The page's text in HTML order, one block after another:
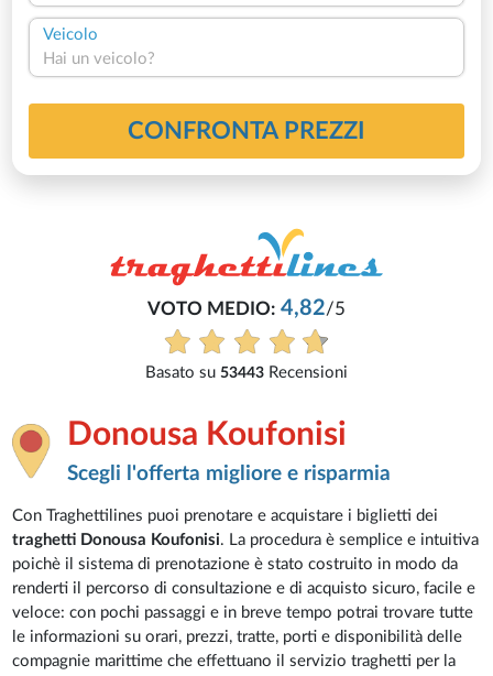
Veicolo
Hai un veicolo?
CONFRONTA PREZZI
VOTO MEDIO: 4,82/5
Basato su 53443 Recensioni
Donousa Koufonisi
Scegli l'offerta migliore e risparmia
Con Traghettilines puoi prenotare e acquistare i biglietti dei
traghetti Donousa Koufonisi. La procedura è semplice e intuitiva
poichè il sistema di prenotazione è stato costruito in modo da
renderti il percorso di consultazione e di acquisto sicuro, facile e
veloce: con pochi passaggi e in breve tempo potrai trovare tutte
le informazioni su orari, prezzi, tratte, porti e disponibilità delle
compagnie marittime che effettuano il servizio traghetti per la